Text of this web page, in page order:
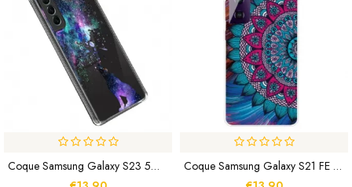
Coque Samsung Galaxy S23 5G Transparente Loup Sauvage
Coque Samsung Galaxy S21 FE Mandala Coloré